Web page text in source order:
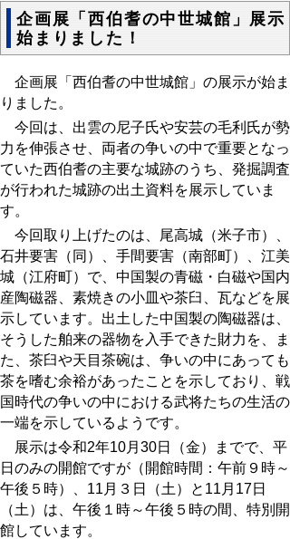
企画展「西伯耆の中世城館」展示
始まりました！
企画展「西伯耆の中世城館」の展示が始ま
りました。
今回は、出雲の尼子氏や安芸の毛利氏が勢
力を伸張させ、両者の争いの中で重要となっ
ていた西伯耆の主要な城跡のうち、発掘調査
が行われた城跡の出土資料を展示していま
す。
今回取り上げたのは、尾高城（米子市）、
石井要害（同）、手間要害（南部町）、江美
城（江府町）で、中国製の青磁・白磁や国内
産陶磁器、素焼きの小皿や茶臼、瓦などを展
示しています。出土した中国製の陶磁器は、
そうした舶来の器物を入手できた財力を、ま
た、茶臼や天目茶碗は、争いの中にあっても
茶を嗜む余裕があったことを示しており、戦
国時代の争いの中における武将たちの生活の
一端を示しているようです。
展示は令和2年10月30日（金）までで、平
日のみの開館ですが（開館時間：午前９時～
午後５時）、11月３日（土）と11月17日
（土）は、午後１時～午後５時の間、特別開
館しています。